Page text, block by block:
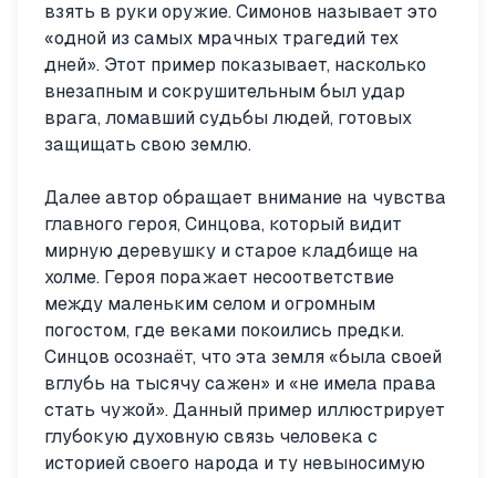
взять в руки оружие. Симонов называет это
«одной из самых мрачных трагедий тех
дней». Этот пример показывает, насколько
внезапным и сокрушительным был удар
врага, ломавший судьбы людей, готовых
защищать свою землю.
Далее автор обращает внимание на чувства
главного героя, Синцова, который видит
мирную деревушку и старое кладбище на
холме. Героя поражает несоответствие
между маленьким селом и огромным
погостом, где веками покоились предки.
Синцов осознаёт, что эта земля «была своей
вглубь на тысячу сажен» и «не имела права
стать чужой». Данный пример иллюстрирует
глубокую духовную связь человека с
историей своего народа и ту невыносимую